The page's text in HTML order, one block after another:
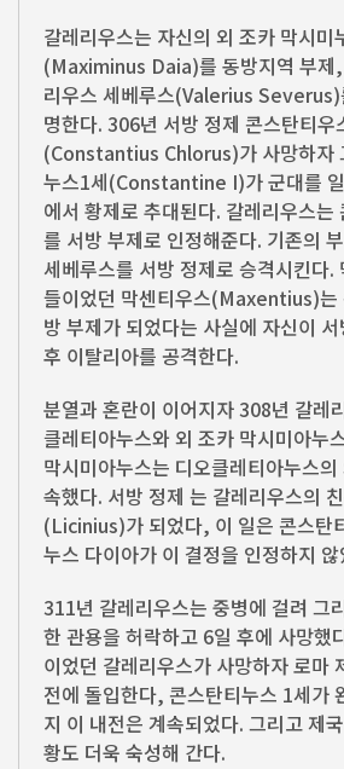
갈레리우스는 자신의 외 조카 막시미
(Maximinus Daia)를 동방지역 부제,
리우스 세베루스(Valerius Severus)
명한다. 306년 서방 정제 콘스탄티우
(Constantius Chlorus)가 사망하자
누스1세(Constantine I)가 군대를
에서 황제로 추대된다. 갈레리우스는
를 서방 부제로 인정해준다. 기존의
세베루스를 서방 정제로 승격시킨다.
들이었던 막센티우스(Maxentius)는
방 부제가 되었다는 사실에 자신이
후 이탈리아를 공격한다.
분열과 혼란이 이어지자 308년 갈레
클레티아누스와 외 조카 막시미아누
막시미아누스는 디오클레티아누스
속했다. 서방 정제 는 갈레리우스의
(Licinius)가 되었다, 이 일은 콘스탄
누스 다이아가 이 결정을 인정하지 않
311년 갈레리우스는 중병에 걸려 그
한 관용을 허락하고 6일 후에 사망했
이었던 갈레리우스가 사망하자 로마
전에 돌입한다, 콘스탄티누스 1세가
지 이 내전은 계속되었다. 그리고 제
황도 더욱 숙성해 간다.